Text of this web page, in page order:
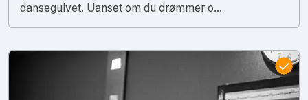
dansegulvet. Uanset om du drømmer o...